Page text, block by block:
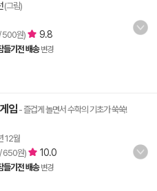
(그림)
500원) 9.8
들기전 배송 변경
임- 즐겁게 놀면서 수학의 기초가 쑥쑥!
12월
650원) 10.0
들기전 배송 변경